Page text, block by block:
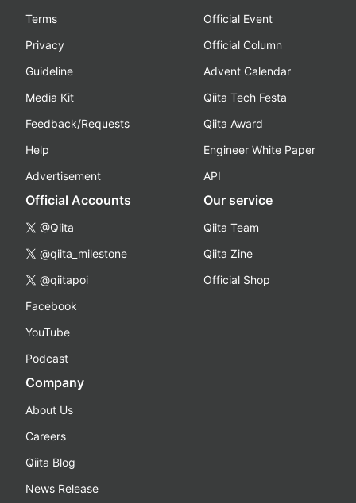
Terms
Privacy
Guideline
Media Kit
Feedback/Requests
Help
Advertisement
Official Event
Official Column
Advent Calendar
Qiita Tech Festa
Qiita Award
Engineer White Paper
API
Official Accounts
@Qiita
@qiita_milestone
@qiitapoi
Facebook
YouTube
Podcast
Our service
Qiita Team
Qiita Zine
Official Shop
Company
About Us
Careers
Qiita Blog
News Release